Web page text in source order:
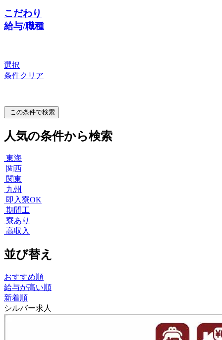
こだわり
給与/職種
選択
条件クリア
この条件で検索
人気の条件から検索
東海
関西
関東
九州
即入寮OK
期間工
寮あり
高収入
並び替え
おすすめ順
給与が高い順
新着順
シルバー求人